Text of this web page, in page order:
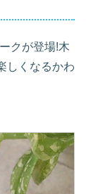
クが登場!木
しくなるかわ